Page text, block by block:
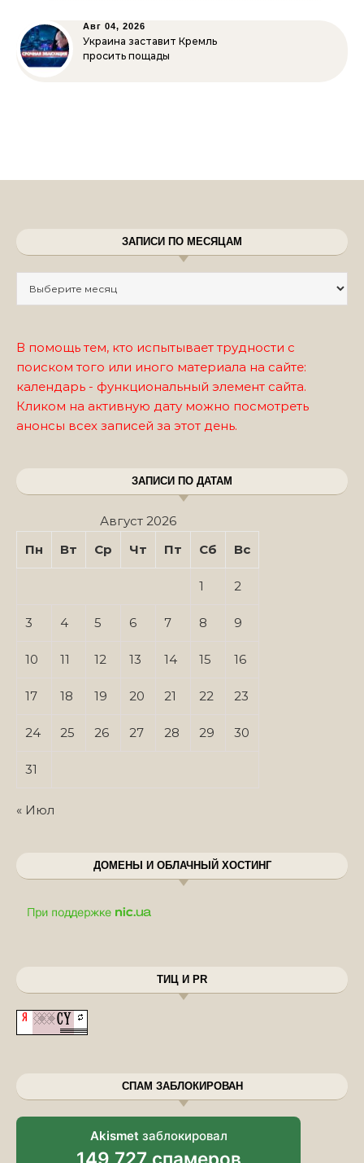
Авг 04, 2026
Украина заставит Кремль
просить пощады
ЗАПИСИ ПО МЕСЯЦАМ
В помощь тем, кто испытывает трудности с
поиском того или иного материала на сайте:
календарь - функциональный элемент сайта.
Кликом на активную дату можно посмотреть
анонсы всех записей за этот день.
ЗАПИСИ ПО ДАТАМ
Август 2026
Пн
Вт Ср Чт Пт Сб Вс
1 2
3 4 5 6 7 8 9
10 11 12 13 14 15 16
17 18 19 20 21 22 23
24 25 26 27 28 29 30
31
« Июл
ДОМЕНЫ И ОБЛАЧНЫЙ ХОСТИНГ
ТИЦ И PR
СПАМ ЗАБЛОКИРОВАН
Akismet заблокировал
149 727 спамеров